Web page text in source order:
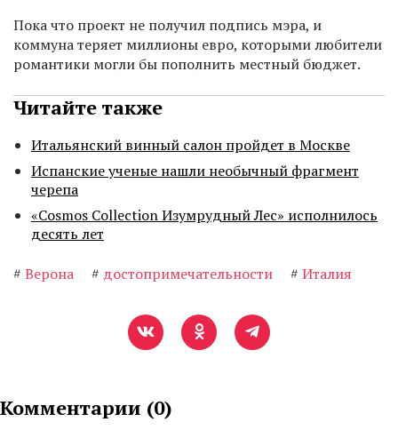
Пока что проект не получил подпись мэра, и
коммуна теряет миллионы евро, которыми любители
романтики могли бы пополнить местный бюджет.
Читайте также
Итальянский винный салон пройдет в Москве
Испанские ученые нашли необычный фрагмент
черепа
«Cosmos Collection Изумрудный Лес» исполнилось
десять лет
# Верона # достопримечательности # Италия
Комментарии (0)